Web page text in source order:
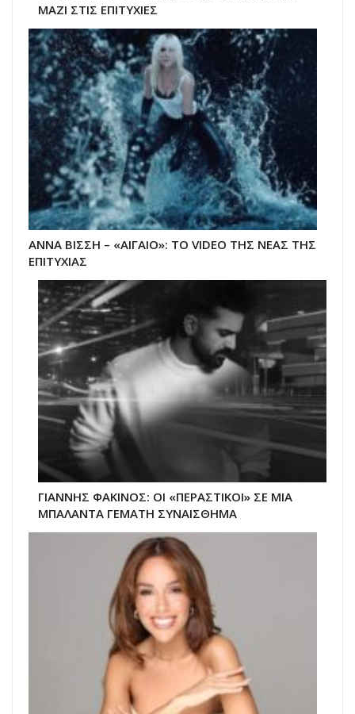
ΜΑΖΙ ΣΤΙΣ ΕΠΙΤΥΧΙΕΣ
ΑΝΝΑ ΒΙΣΣΗ – «ΑΙΓΑΙΟ»: ΤΟ VIDEO ΤΗΣ ΝΕΑΣ ΤΗΣ
ΕΠΙΤΥΧΙΑΣ
ΓΙΑΝΝΗΣ ΦΑΚΙΝΟΣ: ΟΙ «ΠΕΡΑΣΤΙΚΟΙ» ΣΕ ΜΙΑ
ΜΠΑΛΑΝΤΑ ΓΕΜΑΤΗ ΣΥΝΑΙΣΘΗΜΑ